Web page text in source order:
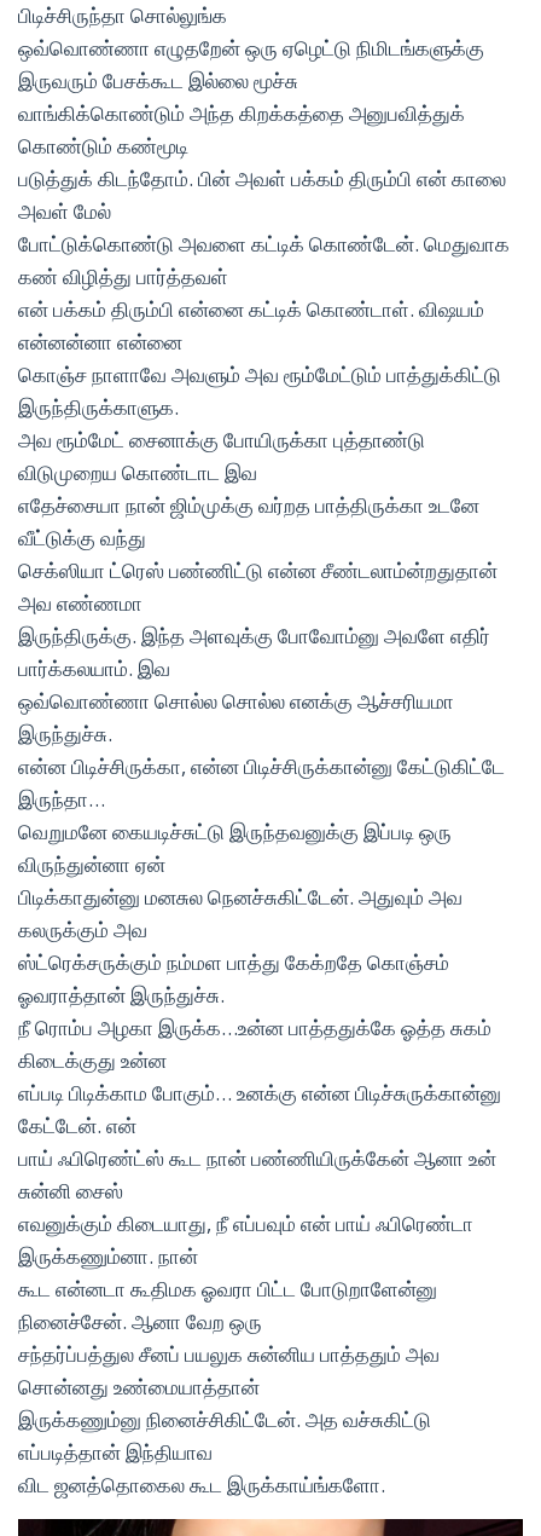
பிடிச்சிருந்தா சொல்லுங்க
ஒவ்வொண்ணா எழுதறேன் ஒரு ஏழெட்டு நிமிடங்களுக்கு
இருவரும் பேசக்கூட இல்லை மூச்சு
வாங்கிக்கொண்டும் அந்த கிறக்கத்தை அனுபவித்துக்
கொண்டும் கண்மூடி
படுத்துக் கிடந்தோம். பின் அவள் பக்கம் திரும்பி என் காலை
அவள் மேல்
போட்டுக்கொண்டு அவளை கட்டிக் கொண்டேன். மெதுவாக
கண் விழித்து பார்த்தவள்
என் பக்கம் திரும்பி என்னை கட்டிக் கொண்டாள். விஷயம்
என்னன்னா என்னை
கொஞ்ச நாளாவே அவளும் அவ ரூம்மேட்டும் பாத்துக்கிட்டு
இருந்திருக்காளுக.
அவ ரூம்மேட் சைனாக்கு போயிருக்கா புத்தாண்டு
விடுமுறைய கொண்டாட இவ
எதேச்சையா நான் ஜிம்முக்கு வர்றத பாத்திருக்கா உடனே
வீட்டுக்கு வந்து
செக்ஸியா ட்ரெஸ் பண்ணிட்டு என்ன சீண்டலாம்ன்றதுதான்
அவ எண்ணமா
இருந்திருக்கு. இந்த அளவுக்கு போவோம்னு அவளே எதிர்
பார்க்கலயாம். இவ
ஒவ்வொண்ணா சொல்ல சொல்ல எனக்கு ஆச்சரியமா
இருந்துச்சு.
என்ன பிடிச்சிருக்கா, என்ன பிடிச்சிருக்கான்னு கேட்டுகிட்டே
இருந்தா…
வெறுமனே கையடிச்சுட்டு இருந்தவனுக்கு இப்படி ஒரு
விருந்துன்னா ஏன்
பிடிக்காதுன்னு மனசுல நெனச்சுகிட்டேன். அதுவும் அவ
கலருக்கும் அவ
ஸ்ட்ரெக்சருக்கும் நம்மள பாத்து கேக்றதே கொஞ்சம்
ஓவராத்தான் இருந்துச்சு.
நீ ரொம்ப அழகா இருக்க…உன்ன பாத்ததுக்கே ஓத்த சுகம்
கிடைக்குது உன்ன
எப்படி பிடிக்காம போகும்… உனக்கு என்ன பிடிச்சுருக்கான்னு
கேட்டேன். என்
பாய் ஃபிரெண்ட்ஸ் கூட நான் பண்ணியிருக்கேன் ஆனா உன்
சுன்னி சைஸ்
எவனுக்கும் கிடையாது, நீ எப்பவும் என் பாய் ஃபிரெண்டா
இருக்கணும்னா. நான்
கூட என்னடா கூதிமக ஓவரா பிட்ட போடுறாளேன்னு
நினைச்சேன். ஆனா வேற ஒரு
சந்தர்ப்பத்துல சீனப் பயலுக சுன்னிய பாத்ததும் அவ
சொன்னது உண்மையாத்தான்
இருக்கணும்னு நினைச்சிகிட்டேன். அத வச்சுகிட்டு
எப்படித்தான் இந்தியாவ
விட ஜனத்தொகைல கூட இருக்காய்ங்களோ.